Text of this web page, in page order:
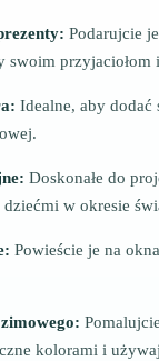
Podarujcie
swoim przyjaciołom
Idealne, aby dodać
Doskonałe do
w okresie
Powieście je na
kolorami i